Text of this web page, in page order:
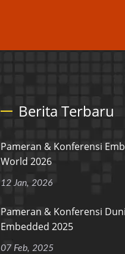
Berita Terbaru
Pameran & Konferensi
World 2026
12 Jan, 2026
Pameran & Konferensi
Embedded 2025
07 Feb, 2025